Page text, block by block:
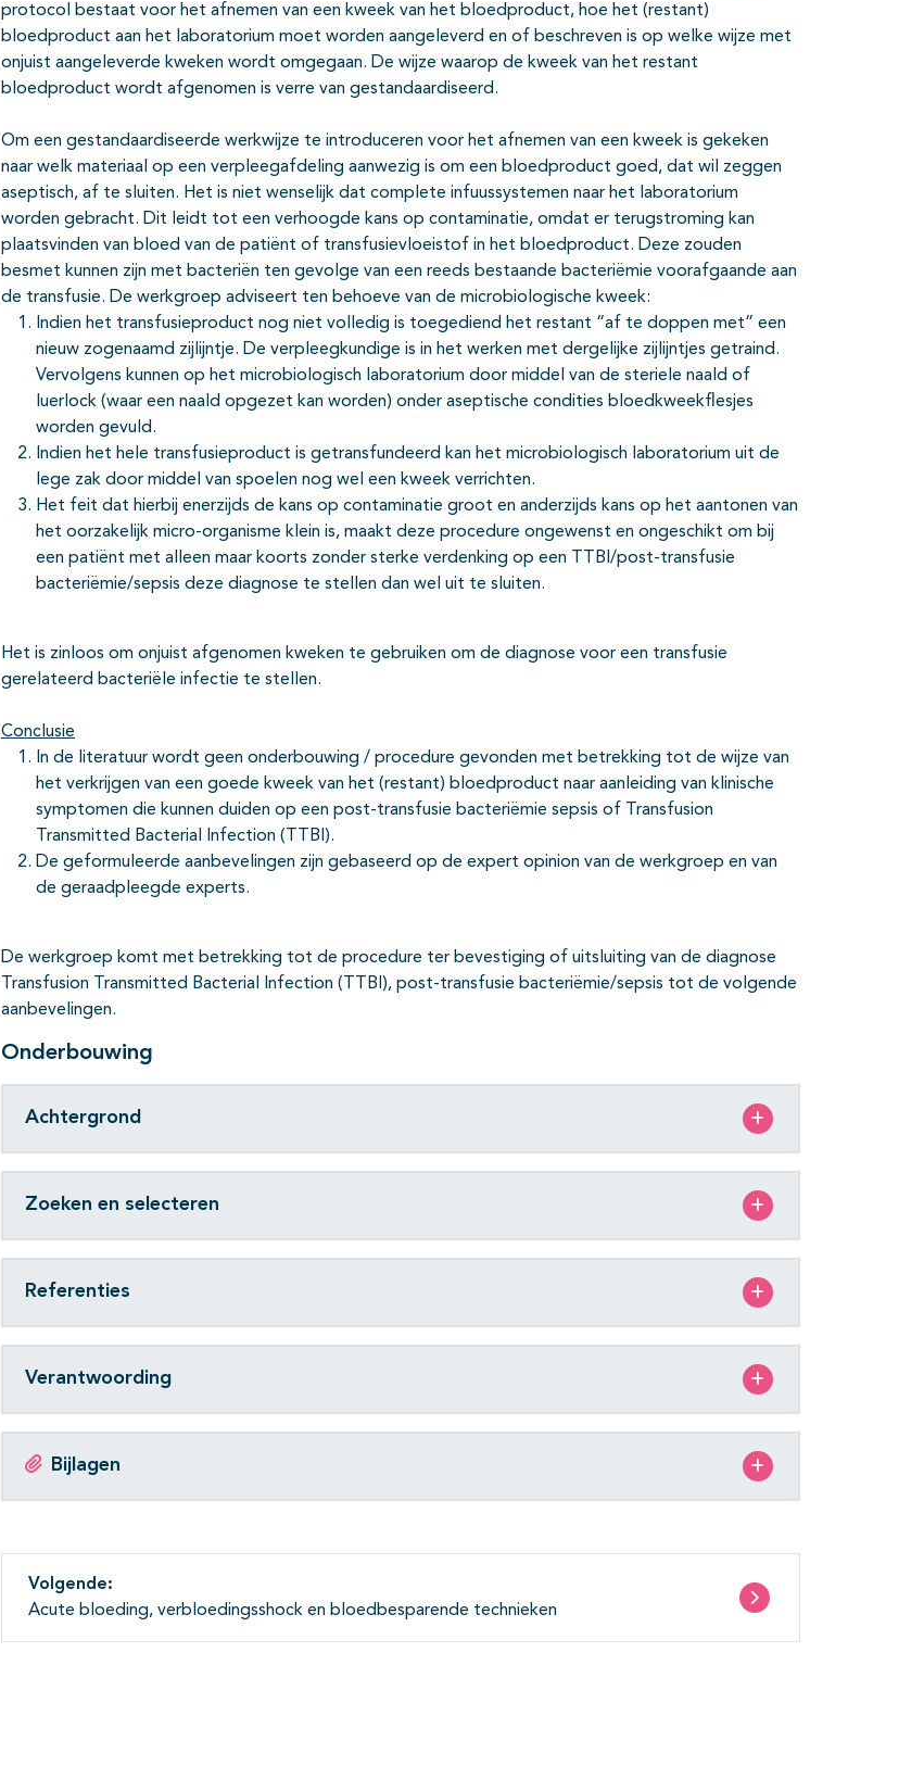
protocol bestaat voor het afnemen van een kweek van het bloedproduct, hoe het (restant)
bloedproduct aan het laboratorium moet worden aangeleverd en of beschreven is op welke wijze met
onjuist aangeleverde kweken wordt omgegaan. De wijze waarop de kweek van het restant
bloedproduct wordt afgenomen is verre van gestandaardiseerd.
Om een gestandaardiseerde werkwijze te introduceren voor het afnemen van een kweek is gekeken
naar welk materiaal op een verpleegafdeling aanwezig is om een bloedproduct goed, dat wil zeggen
aseptisch, af te sluiten. Het is niet wenselijk dat complete infuussystemen naar het laboratorium
worden gebracht. Dit leidt tot een verhoogde kans op contaminatie, omdat er terugstroming kan
plaatsvinden van bloed van de patiënt of transfusievloeistof in het bloedproduct. Deze zouden
besmet kunnen zijn met bacteriën ten gevolge van een reeds bestaande bacteriëmie voorafgaande aan
de transfusie. De werkgroep adviseert ten behoeve van de microbiologische kweek:
Indien het transfusieproduct nog niet volledig is toegediend het restant “af te doppen met” een
nieuw zogenaamd zijlijntje. De verpleegkundige is in het werken met dergelijke zijlijntjes getraind.
Vervolgens kunnen op het microbiologisch laboratorium door middel van de steriele naald of
luerlock (waar een naald opgezet kan worden) onder aseptische condities bloedkweekflesjes
worden gevuld.
Indien het hele transfusieproduct is getransfundeerd kan het microbiologisch laboratorium uit de
lege zak door middel van spoelen nog wel een kweek verrichten.
Het feit dat hierbij enerzijds de kans op contaminatie groot en anderzijds kans op het aantonen van
het oorzakelijk micro-organisme klein is, maakt deze procedure ongewenst en ongeschikt om bij
een patiënt met alleen maar koorts zonder sterke verdenking op een TTBI/post-transfusie
bacteriëmie/sepsis deze diagnose te stellen dan wel uit te sluiten.
Het is zinloos om onjuist afgenomen kweken te gebruiken om de diagnose voor een transfusie
gerelateerd bacteriële infectie te stellen.
Conclusie
In de literatuur wordt geen onderbouwing / procedure gevonden met betrekking tot de wijze van
het verkrijgen van een goede kweek van het (restant) bloedproduct naar aanleiding van klinische
symptomen die kunnen duiden op een post-transfusie bacteriëmie sepsis of Transfusion
Transmitted Bacterial Infection (TTBI).
De geformuleerde aanbevelingen zijn gebaseerd op de expert opinion van de werkgroep en van
de geraadpleegde experts.
De werkgroep komt met betrekking tot de procedure ter bevestiging of uitsluiting van de diagnose
Transfusion Transmitted Bacterial Infection (TTBI), post-transfusie bacteriëmie/sepsis tot de volgende
aanbevelingen.
Onderbouwing
Achtergrond
Zoeken en selecteren
Referenties
Verantwoording
Bijlagen
Volgende:
Acute bloeding, verbloedingsshock en bloedbesparende technieken